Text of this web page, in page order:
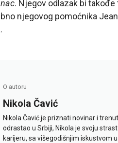
. Njegov odlazak bi
njegovog pomoćnika
O autoru
Nikola Čavić
Nikola Čavić je priznati novinar i
odrastao u Srbiji, Nikola je svoju
karijeru, sa višegodišnjim iskustvom